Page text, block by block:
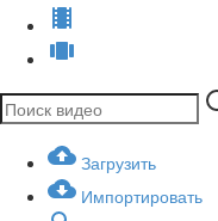
Загрузить
Импортировать